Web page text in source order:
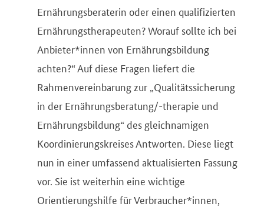
Ernährungsberaterin oder einen qualifizierten
Ernährungstherapeuten? Worauf sollte ich bei
Anbieter*innen von Ernährungsbildung
achten?“ Auf diese Fragen liefert die
Rahmenvereinbarung zur „Qualitätssicherung
in der Ernährungsberatung/-therapie und
Ernährungsbildung“ des gleichnamigen
Koordinierungskreises Antworten. Diese liegt
nun in einer umfassend aktualisierten Fassung
vor. Sie ist weiterhin eine wichtige
Orientierungshilfe für Verbraucher*innen,